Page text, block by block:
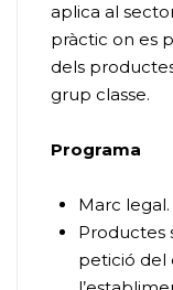
aplica al
pràctic on es
dels
grup classe.
Programa
Marc legal.
Productes
petició del